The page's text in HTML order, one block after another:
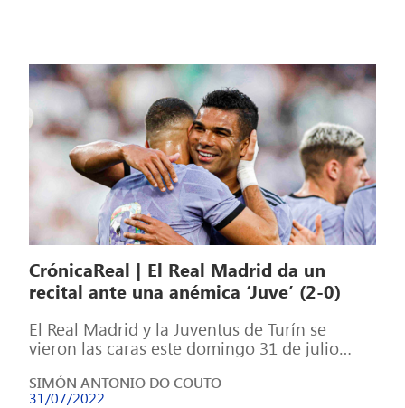
CrónicaReal | El Real Madrid da un
recital ante una anémica ‘Juve’ (2-0)
El Real Madrid y la Juventus de Turín se
vieron las caras este domingo 31 de julio
SIMÓN ANTONIO DO COUTO
31/07/2022